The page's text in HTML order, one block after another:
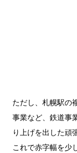
ただし、札幌駅の
事業など、鉄道事
り上げを出した頑
これで赤字幅を少